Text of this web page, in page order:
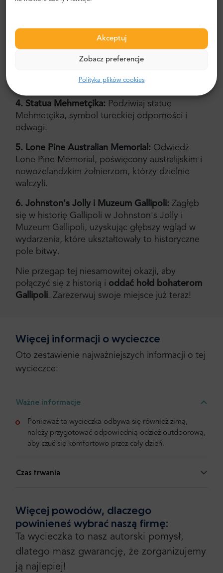
Akceptuj
Zobacz preferencje
Polityka plików cookies
na plaży, uroczystym przypomnieniu ludzkich
3. Zatoka ANZAC i cmentarz Arıburnu:
gdzie po raz pierwszy wylądowali Anzacowie.
4. Statua Mehmetçika: Podziwiaj statuę
Mehmetçika, symbol tureckiej odporności i
odwagi.
5. Lone Pine Australian Memorial: Odwiedź
Lone Pine Memorial, poświęcony australijskim i
nowozelandzkim żołnierzom, którzy dzielnie
walczyli.
6. Johnston's Jolly i Muzeum Gallipoli: Zagłęb
się w historię Gallipoli w Johnston's Jolly i
Muzeum Gallipoli, uzyskując głębszy wgląd w
wydarzenia, które ukształtowały to historyczne
pole bitwy.
Nie przegap tej niesamowitej okazji, aby
połączyć się z historią i oddać hołd bohaterom
Gallipoli. Zarezerwuj swoje miejsce już teraz!
Więcej informacji o wycieczce
Oto zestawienie najważniejszych informacji o tej
wycieczce:
Ważne informacje
Ponieważ ta wycieczka odbywa się również zimą,
należy przygotować odpowiednią odzież outdoorową,
aby czuć się komfortowo przez cały dzień.
Czas trwania
Więcej powodów, dlaczego
powinieneś wybrać naszą firmę:
Ta wycieczka to nasz autorski pomysł,
dlatego masz gwarancję, że zorganizujemy
ją najlepiej!